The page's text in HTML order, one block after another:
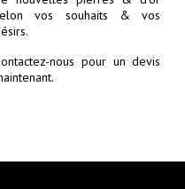
vos souhaits & vos
nous pour un devis